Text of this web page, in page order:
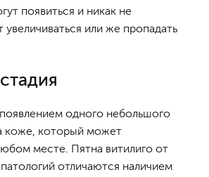
появиться и никак не
увеличиваться или же пропадать
одного небольшого
коже, который может
месте. Пятна витилиго от
отличаются наличием